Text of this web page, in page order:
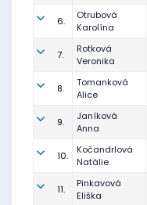
6.
Otrubová
Karolína
7.
Rotková
Veronika
8.
Tomanková
Alice
9.
Janíková
Anna
10.
Kočandrlová
Natálie
11.
Pinkavová
Eliška